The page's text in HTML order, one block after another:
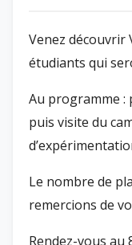
Venez découvrir
étudiants qui
Au programme
puis visite du
Le nombre de
remercions de
Rendez-vous au